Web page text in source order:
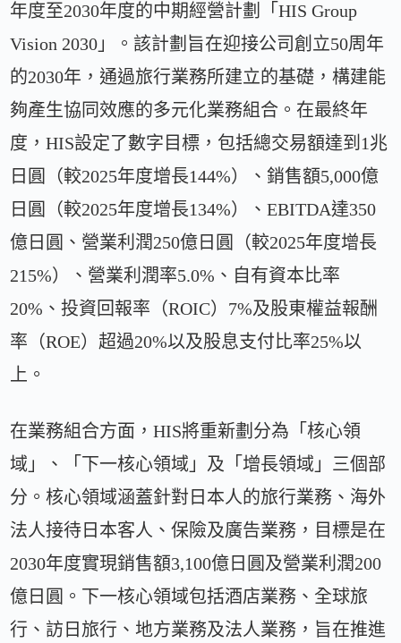
年度至2030年度的中期經營計劃「HIS Group
Vision 2030」。該計劃旨在迎接公司創立50周年
的2030年，通過旅行業務所建立的基礎，構建能
夠產生協同效應的多元化業務組合。在最終年
度，HIS設定了數字目標，包括總交易額達到1兆
日圓（較2025年度增長144%）、銷售額5,000億
日圓（較2025年度增長134%）、EBITDA達350
億日圓、營業利潤250億日圓（較2025年度增長
215%）、營業利潤率5.0%、自有資本比率
20%、投資回報率（ROIC）7%及股東權益報酬
率（ROE）超過20%以及股息支付比率25%以
上。
在業務組合方面，HIS將重新劃分為「核心領
域」、「下一核心領域」及「增長領域」三個部
分。核心領域涵蓋針對日本人的旅行業務、海外
法人接待日本客人、保險及廣告業務，目標是在
2030年度實現銷售額3,100億日圓及營業利潤200
億日圓。下一核心領域包括酒店業務、全球旅
行、訪日旅行、地方業務及法人業務，旨在推進